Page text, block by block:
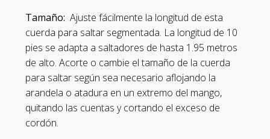
Tamaño: Ajuste fácilmente la longitud de esta
cuerda para saltar segmentada. La longitud de 10
pies se adapta a saltadores de hasta 1.95 metros
de alto. Acorte o cambie el tamaño de la cuerda
para saltar según sea necesario aflojando la
arandela o atadura en un extremo del mango,
quitando las cuentas y cortando el exceso de
cordón.